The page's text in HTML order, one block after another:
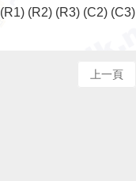
(R1) (R2) (R3) (C2) (C3)
上一頁